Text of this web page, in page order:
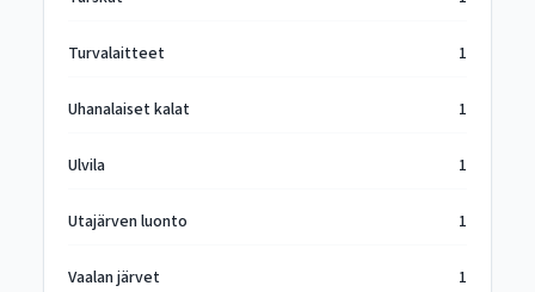
Turvalaitteet 1
Uhanalaiset kalat 1
Ulvila 1
Utajärven luonto 1
Vaalan järvet 1